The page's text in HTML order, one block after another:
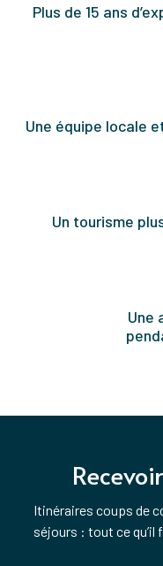
Plus de 15 ans
Une équipe locale
Un tourisme
Une
Itinéraires coups de
séjours : tout ce